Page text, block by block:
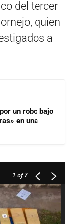
del tercer
quien
a
un robo bajo
en una
1 of 7